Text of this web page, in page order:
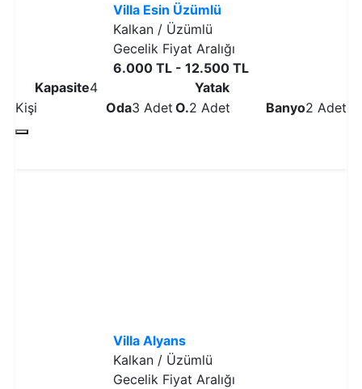
Villa Esin Üzümlü
Kalkan / Üzümlü
Gecelik Fiyat Aralığı
6.000 TL - 12.500 TL
Kapasite4
Kişi
Oda3 Adet
Yatak
O.2 Adet Banyo2 Adet
Villa Alyans
Kalkan / Üzümlü
Gecelik Fiyat Aralığı